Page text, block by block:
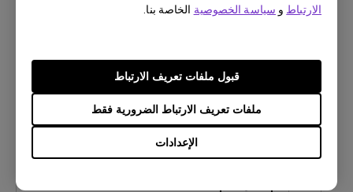
الارتباط و سياسة الخصوصية الخاصة بنا.
الإعدادات
ملفات تعريف الارتباط الضرورية فقط
قبول ملفات تعريف الارتباط
Readme Notice before Firmware
OS:Others
تحديث:2024/06/20